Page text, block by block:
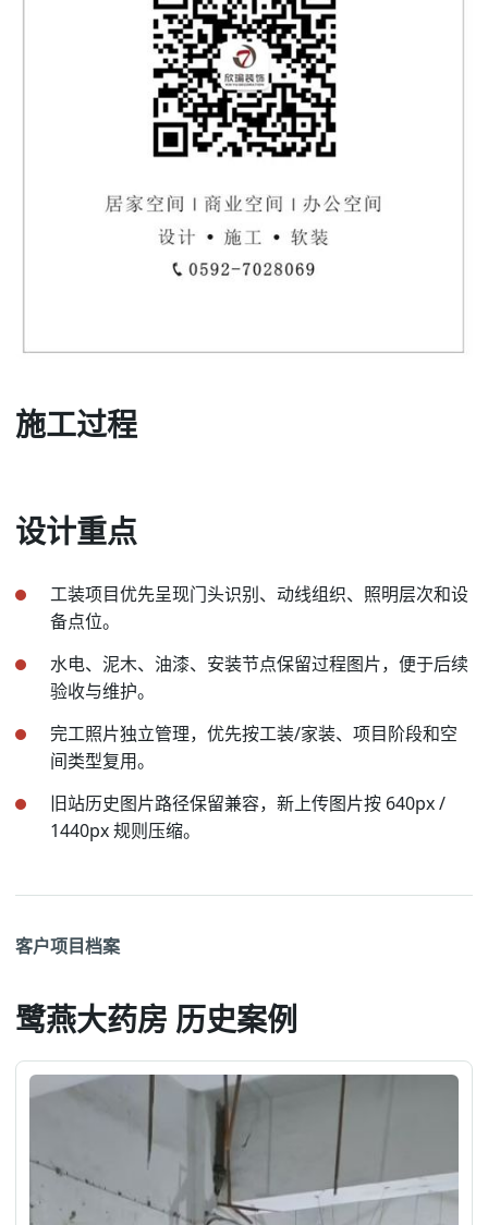
施工过程
设计重点
工装项目优先呈现门头识别、动线组织、照明层次和设
备点位。
水电、泥木、油漆、安装节点保留过程图片，便于后续
验收与维护。
完工照片独立管理，优先按工装/家装、项目阶段和空
间类型复用。
旧站历史图片路径保留兼容，新上传图片按 640px /
1440px 规则压缩。
客户项目档案
鹭燕大药房 历史案例